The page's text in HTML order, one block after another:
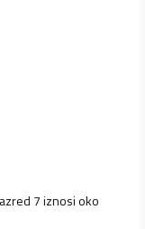
7 iznosi oko